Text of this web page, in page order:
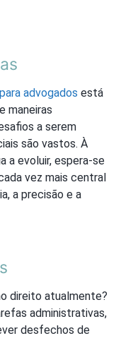
advogados está
maneiras
a serem
são vastos. À
a evoluir, espera-se
vez mais central
a precisão e a
direito atualmente?
administrativas,
desfechos de